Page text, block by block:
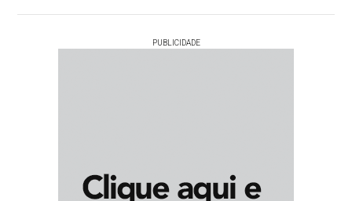
PUBLICIDADE